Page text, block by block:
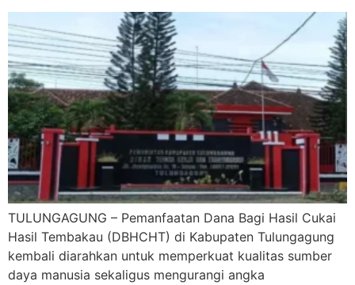
TULUNGAGUNG – Pemanfaatan Dana Bagi Hasil Cukai
Hasil Tembakau (DBHCHT) di Kabupaten Tulungagung
kembali diarahkan untuk memperkuat kualitas sumber
daya manusia sekaligus mengurangi angka